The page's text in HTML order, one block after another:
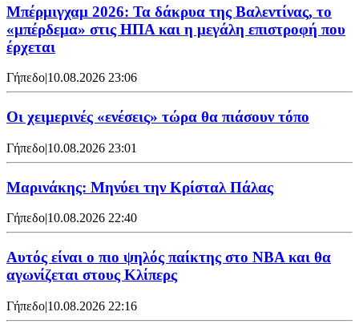
Μπέρμιγχαμ 2026: Τα δάκρυα της Βαλεντίνας, το
«μπέρδεμα» στις ΗΠΑ και η μεγάλη επιστροφή που
έρχεται
Γήπεδο|10.08.2026 23:06
Οι χειμερινές «ενέσεις» τώρα θα πιάσουν τόπο
Γήπεδο|10.08.2026 23:01
Μαρινάκης: Μηνύει την Κρίσταλ Πάλας
Γήπεδο|10.08.2026 22:40
Αυτός είναι ο πιο ψηλός παίκτης στο NBA και θα
αγωνίζεται στους Κλίπερς
Γήπεδο|10.08.2026 22:16